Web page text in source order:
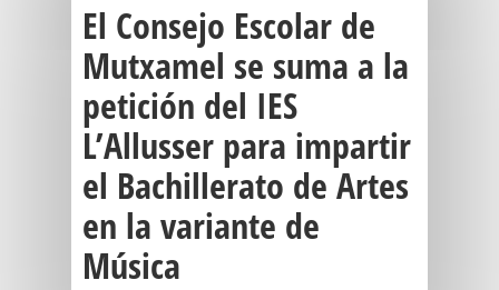
El Consejo Escolar de
Mutxamel se suma a la
petición del IES
L’Allusser para impartir
el Bachillerato de Artes
en la variante de
Música